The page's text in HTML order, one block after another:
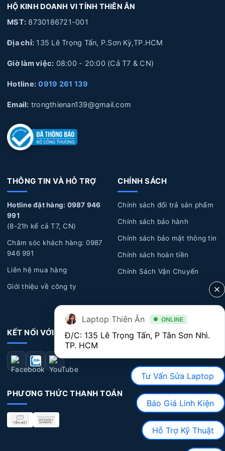
Thiên Ân
5. Quy trình thay Bàn Phím Laptop Dell lấy liền tại Laptop Thiên
6. Laptop Thiên Ân chuyên cung cấp linh kiện và sửa chữa
chuyên sâu về Laptop
1. Nguyên nhân và dấu hiệu nhận biết Bàn
Nguyên nhân làm Bàn Phím Laptop Dell bị hư hỏng
dụng, các phím trên bàn phím có thể bị liệt dần theo thời
gian, dẫn đến việc gõ không nhận diện được hoặc bị
hỏng hóc do sử dụng nhiều.
Lỗi tác động vật lý:
Trong quá trình sử dụng bạn có
thể gặp một vài sự cố không mong muốn, như rơi rớt,
bong tróc, ẩm ướt, đổ nước, cà phê hoặc chất lỏng khác
chảy vào bàn phím, gây hỏng và không hoạt động đúng
cách.
Một số lỗi kỹ thuật từ nhà sản xuất có
thể xuất hiện sau một thời gian sử dụng dài, dẫn đến các
vấn đề về bàn phím như: chạm phím, liệt phím, bong
tróc nút phím.
Dấu hiệu nhận biết Bàn Phím Laptop Dell bị
hư hỏng
Bàn phím không hoạt động:Một số phím không
nhận diện hoặc không hoạt động khi bạn bấm vào phím.
Điều này có thể xuất hiện ở một số phím cụ thể hoặc
HỘ KINH DOANH VI TÍNH THIÊN ÂN
MST: 8730186721-001
Địa chỉ: 135 Lê Trọng Tấn, P.Sơn Kỳ,TP.HCM
Giờ làm việc: 08:00 - 20:00 (Cả T7 & CN)
Hotline: 0919 261 139
Email: trongthienan139@gmail.com
THÔNG TIN VÀ HỖ TRỢ
Hotline đặt hàng: 0987 946
991
(8-21h kể cả T7, CN)
Chăm sóc khách hàng: 0987
946 991
Liên hệ mua hàng
Giới thiệu về công ty
CHÍNH SÁCH
Chính sách đổi trả sản phẩm
Chính sách bảo hành
Chính sách bảo mật thông tin
Chính sách hoàn tiền
Chính Sách Vận Chuyển
KẾT NỐI VỚI CHÚNG TÔI
PHƯƠNG THỨC THANH TOÁN
Laptop Thiên Ân ONLINE
Đ/C: 135 Lê Trọng Tấn, P Tân Sơn Nhì.
TP. HCM
Tư Vấn Sửa Laptop
Báo Giá Linh Kiện
Hỗ Trợ Kỹ Thuật